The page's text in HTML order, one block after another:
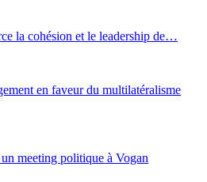
la cohésion et le leadership de…
en faveur du multilatéralisme
meeting politique à Vogan